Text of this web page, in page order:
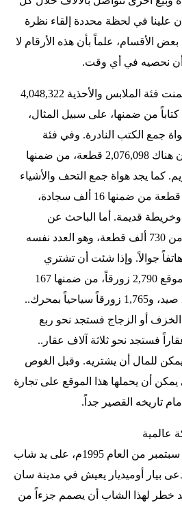
علينا في لحظة محددة إلقاء نظرة
الأقسام، علماً بأن هذه الأرقام لا
أن نحصيه في أي وقت.
ففي 21 أبريل الماضي تضمنت فئة الملابس والأحذية 4,048,322
قطعة، والكتب 3,351,149 كتاباً من ضمنها، على سبيل المثال،
كتاب لهواة جمع الكتب النادرة. وفي فئة
المجوهرات والساعات كان هناك 2,076,098 قطعة، من ضمنها
حجر كريم. كما يجد هواة جمع التحف والأشياء
القديمة أكثر من 216 ألف قطعة من ضمنها 16 ألف سجادة،
أطلس وخريطة قديمة. أما الباحث عن
الإلكترونيات فسيجد أكثر من 730 ألف قطعة، وهو العدد نفسه
جوالاً. وإذا شئت أن تشتري
زورقاً، فستجد على هذا الموقع 2,790 زورقاً، من ضمنها 167
زورقاً شراعياً و743 زورق صيد، و1,765 زورقاً سياحياً بمحرك..
أو الزجاج فستجد نحو ربع
فستجد نحو ثلاثة آلاف عقار..
للمال أن يشتريه. وقبل الغوص
أن يحملها هذا الموقع على تجارة
تاريخه القصير جداً.
عالمية
تأسست «إيباي» في شهر سبتمبر من العام 1995م، على يد شاب
بيار أوميديار يعيش في مدينة سان
خطر لهذا الشاب أن يصمم جزءاً من